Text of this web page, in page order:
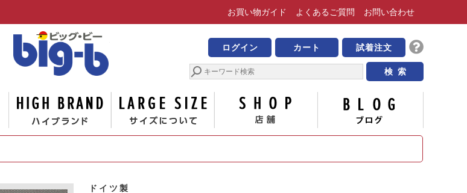
お買い物ガイド よくある ご質問 お問い合わせ
男の大きな靴の専門店 ビッグ・ビー
ログイン カート 試着注文
メッセージ ハイブランド サイズについて
ドイツ製